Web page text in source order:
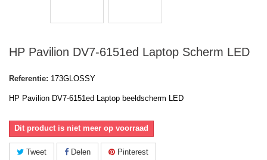
HP Pavilion DV7-6151ed Laptop Scherm LED
Referentie: 173GLOSSY
HP Pavilion DV7-6151ed Laptop beeldscherm LED
Dit product is niet meer op voorraad
Tweet Delen Pinterest